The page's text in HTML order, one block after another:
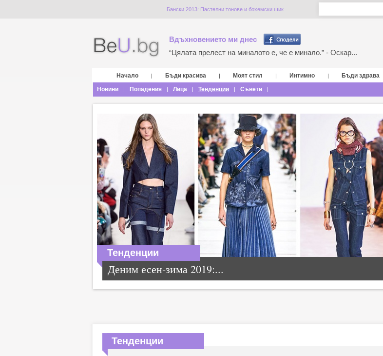
Бански 2013: Пастелни тонове и бохемски шик
Вдъхновението ми днес
“Цялата прелест на миналото е, че е минало.” - Оскар...
Начало | Бъди красива | Моят стил | Интимно | Бъди здрава
Новини | Попадения | Лица | Тенденции | Съвети |
Тенденции
Деним есен-зима 2019:...
Тенденции